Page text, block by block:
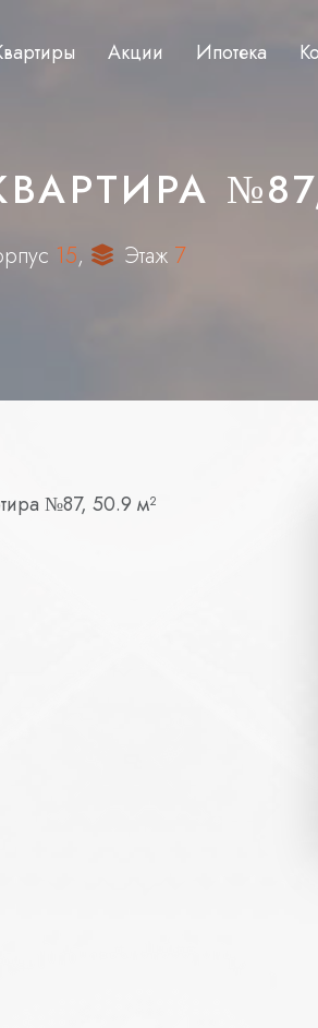
Акции Ипотека
рпус 15, Этаж 7
№87, 50.9 м²